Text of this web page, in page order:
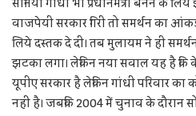
वाजपेयी सरकार गिरी तो समर्थन का
लिये दस्तक दे दी। तब मुलायम ने ही
झटका लगा। लेकिन नया सवाल यह है कि
यूपीए सरकार है लेकिन गांधी परिवार
नहीं है। जबकि 2004 में चुनाव के दौरान